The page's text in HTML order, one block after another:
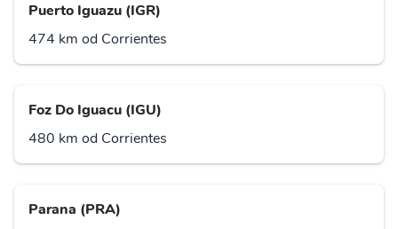
Puerto Iguazu (IGR)
474 km od Corrientes
Foz Do Iguacu (IGU)
480 km od Corrientes
Parana (PRA)